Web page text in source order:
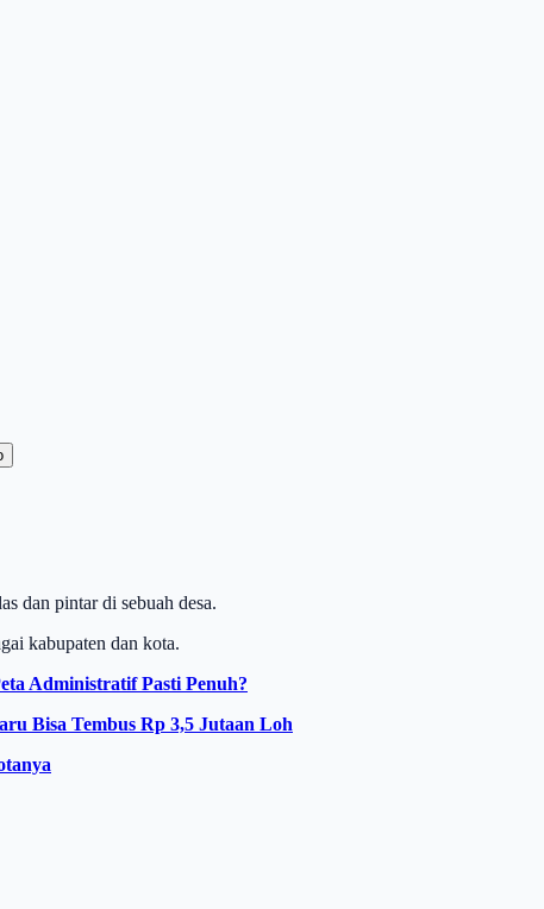
dan pintar di sebuah desa.
kabupaten dan kota.
Administratif Pasti Penuh?
Bisa Tembus Rp 3,5 Jutaan Loh